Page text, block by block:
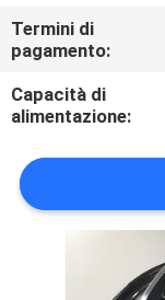
UNA
CITAZIONE
MAPPA
DEL
Termini di
pagamento:
Capacità di
alimentazione: